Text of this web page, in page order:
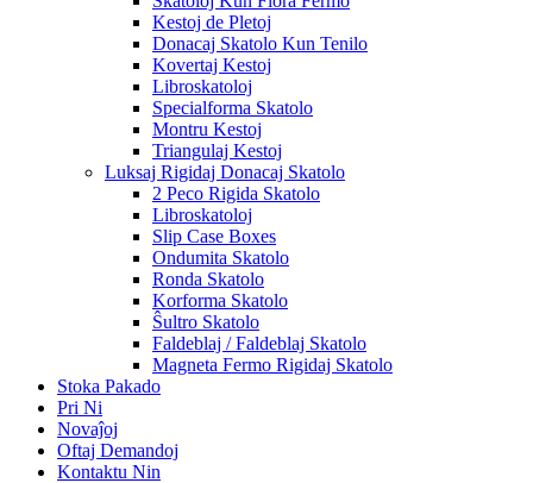
Kestoj de Pletoj
Donacaj Skatolo Kun Tenilo
Kovertaj Kestoj
Libroskatoloj
Specialforma Skatolo
Montru Kestoj
Triangulaj Kestoj
Luksaj Rigidaj Donacaj Skatolo
2 Peco Rigida Skatolo
Libroskatoloj
Slip Case Boxes
Ondumita Skatolo
Ronda Skatolo
Korforma Skatolo
Ŝultro Skatolo
Faldeblaj / Faldeblaj Skatolo
Magneta Fermo Rigidaj Skatolo
Stoka Pakado
Pri Ni
Novaĵoj
Oftaj Demandoj
Kontaktu Nin